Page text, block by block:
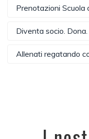
Prenotazioni Scuola
Diventa socio.
Allenati regatando